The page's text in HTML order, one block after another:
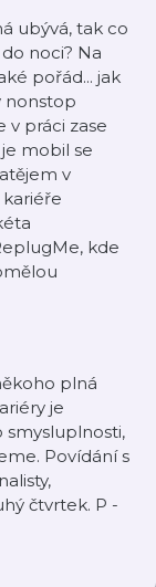
ubývá, tak co
noci? Na
pořád... jak
nonstop
v práci zase
mobil se
v
kde
plná
je
smysluplnosti,
Povídání s
čtvrtek. P -